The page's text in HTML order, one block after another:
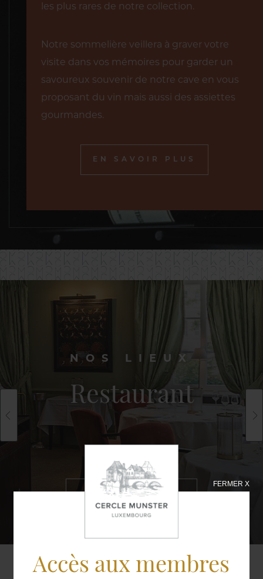
Accès aux membres
FERMER X
les plus rares de notre collection.
Notre sommelière veillera à graver votre
visite dans vos mémoires pour garder un
savoureux souvenir de notre cave en vous
proposant du vin mais aussi des assiettes
gourmandes.
EN SAVOIR PLUS
NOS LIEUX
Restaurant
EN SAVOIR
PLUS